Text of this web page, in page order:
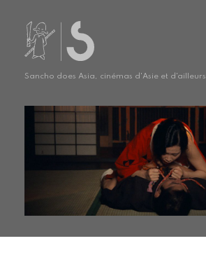
Sancho does Asia, cinémas d'Asie et d'ailleurs